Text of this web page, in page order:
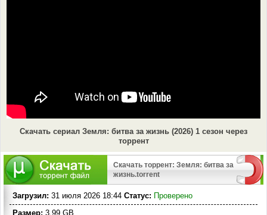
Скачать сериал Земля: битва за жизнь (2026) 1 сезон через
торрент
Скачать торрент: Земля: битва за
жизнь.torrent
Загрузил: 31 июля 2026 18:44 Статус: Проверено
Размер: 3.99 GB